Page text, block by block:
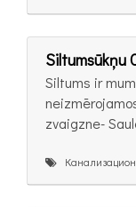
Siltumsūkņu
Siltums ir
zvaigzne-